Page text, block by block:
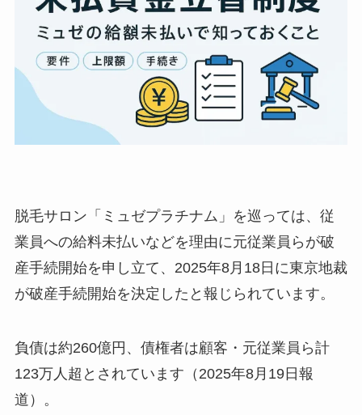
脱毛サロン「ミュゼプラチナム」を巡っては、従
業員への給料未払いなどを理由に元従業員らが破
産手続開始を申し立て、2025年8月18日に東京地裁
が破産手続開始を決定したと報じられています。
負債は約260億円、債権者は顧客・元従業員ら計
123万人超とされています（2025年8月19日報
道）。